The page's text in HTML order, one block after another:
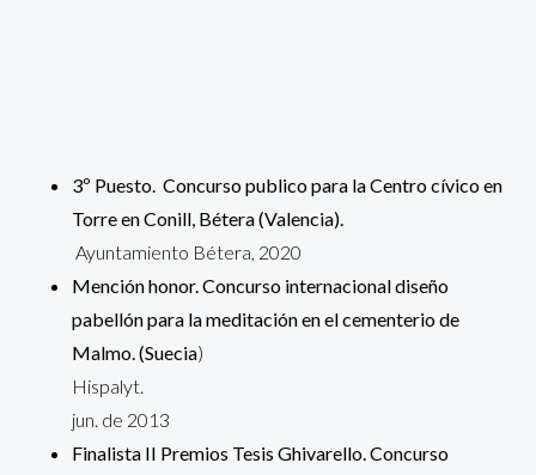
3º Puesto. Concurso publico para la Centro cívico en
Torre en Conill, Bétera(Valencia).
Ayuntamiento Bétera, 2020
Mención honor. Concurso internacional diseño
pabellón para la meditación en el cementerio de
Malmo. (Suecia)
Hispalyt.
jun. de 2013
Finalista II Premios Tesis Ghivarello. Concurso